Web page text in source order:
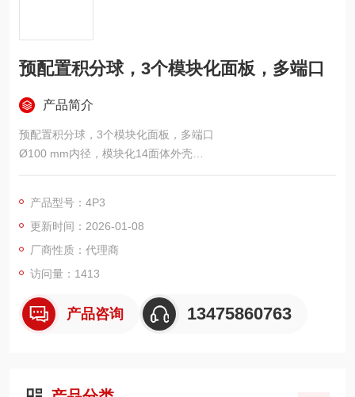
预配置积分球，3个模块化面板，多端口
产品简介
预配置积分球，3个模块化面板，多端口
Ø100 mm内径，模块化14面体外壳
提供预配置和自定义配置积分球
标准端口插件：Ø14 mm双端口、Ø1英寸端口、Ø2英寸端口或
端塞
比色皿支架端口插件，用于12.5 mm x 12.5 mm比色皿
最多8个具有SM1螺纹的Ø5 mm端口
产品型号：4P3
更新时间：2026-01-08
厂商性质：代理商
访问量：1413
产品咨询 13475860763